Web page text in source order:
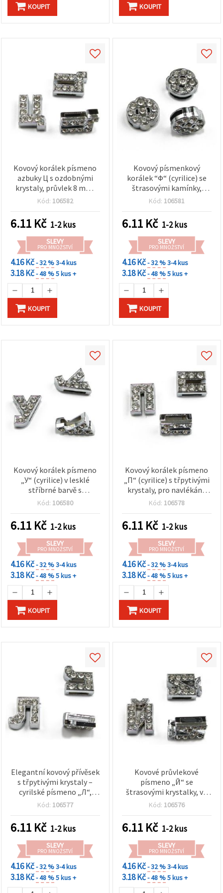
"Uložit" KOUPIT KOUPIT
Kovový korálek písmeno
azbuky Ц s ozdobnými
krystaly, průvlek 8 mm,
stříbrná barva, pro
Kód: 106582
6.11 Kč 1-2 kus
SLEVY
PRO MNOŽSTVÍ
4.16 Kč- 32 %3-4 kus
3.18 Kč- 48 %5 kus +
KOUPIT
Kovový písmenkový
korálek “Ф“ (cyrilice) se
štrasovými kamínky,
průvlek 8 mm, stříbrná
Kód: 106581
6.11 Kč 1-2 kus
SLEVY
PRO MNOŽSTVÍ
4.16 Kč- 32 %3-4 kus
3.18 Kč- 48 %5 kus +
KOUPIT
Kovový korálek písmeno
„У“ (cyrilice) v lesklé
stříbrné barvě s
třpytivými krystaly,
pro navlékání šperků
Kód: 106580
6.11 Kč 1-2 kus
SLEVY
PRO MNOŽSTVÍ
4.16 Kč- 32 %3-4 kus
3.18 Kč- 48 %5 kus +
KOUPIT
Kovový korálek písmeno
„П“ (cyrilice) s třpytivými
krystaly, pro navlékání,
průvlek 8 mm, stříbrná
komponent
Kód: 106578
6.11 Kč 1-2 kus
SLEVY
PRO MNOŽSTVÍ
4.16 Kč- 32 %3-4 kus
3.18 Kč- 48 %5 kus +
KOUPIT
Elegantní kovový přívěsek
s třpytivými krystaly –
cyrilské písmeno „Л“,
průvlek 8 mm, ideální pro
bižuterie
Kód: 106577
6.11 Kč 1-2 kus
SLEVY
PRO MNOŽSTVÍ
4.16 Kč- 32 %3-4 kus
3.18 Kč- 48 %5 kus +
Kovové průvlekové
písmeno „Й“ se
štrasovými krystalky, ve
stříbrné barvě, průvlek 8
řemínky a výrobu šperků
Kód: 106576
6.11 Kč 1-2 kus
SLEVY
PRO MNOŽSTVÍ
4.16 Kč- 32 %3-4 kus
3.18 Kč- 48 %5 kus +